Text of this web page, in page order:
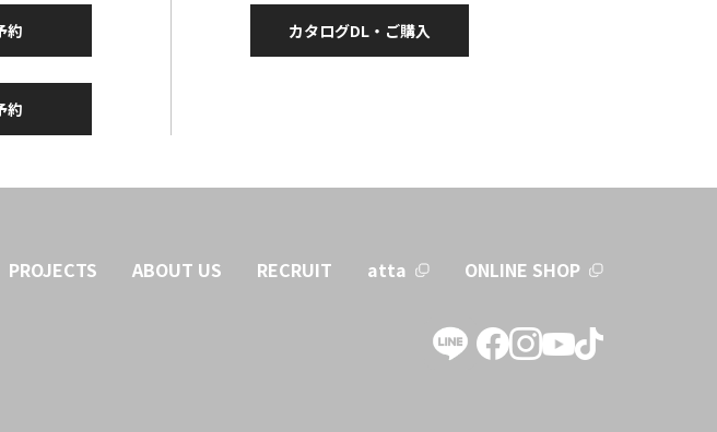
約
約
カタログDL・ご購入
PROJECTS ABOUT US RECRUIT atta ONLINE SHOP